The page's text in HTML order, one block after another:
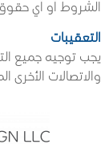
الشروط أو أي
التعقيبات
يجب توجيه جميع
والاتصالات الأخرى